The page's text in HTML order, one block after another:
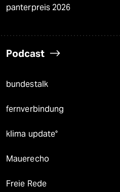
panterpreis 2026
Podcast
bundestalk
fernverbindung
klima update°
Mauerecho
Freie Rede